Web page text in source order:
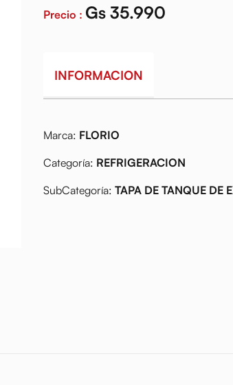
Precio : Gs 35.990
INFORMACION
Marca: FLORIO
Categoría: REFRIGERACION
SubCategoría: TAPA DE TANQUE DE